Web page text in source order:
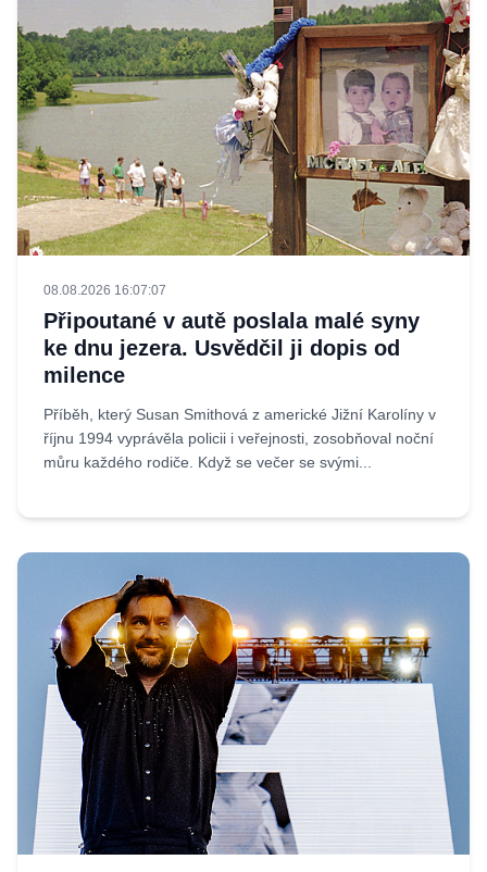
08.08.2026 16:07:07
Připoutané v autě poslala malé syny
ke dnu jezera. Usvědčil ji dopis od
milence
Příběh, který Susan Smithová z americké Jižní Karolíny v
říjnu 1994 vyprávěla policii i veřejnosti, zosobňoval noční
můru každého rodiče. Když se večer se svými...